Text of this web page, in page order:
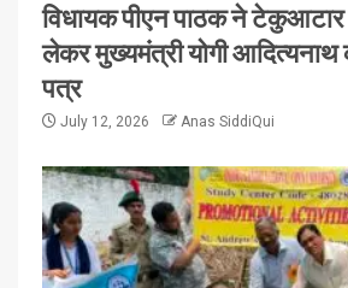
विधायक पीएन पाठक ने
लेकर मुख्यमंत्री योगी आदित्यनाथ
पत्र
July 12, 2026 Anas SiddiQui